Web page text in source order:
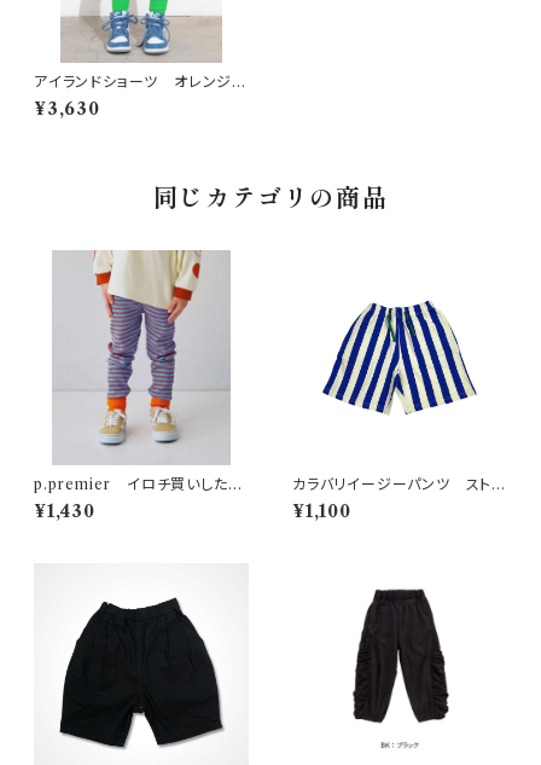
アイランドショーツ オレンジ 1
50-160
¥3,630
同じカテゴリの商品
p.premier イロチ買いしたい
nobi-nobiストレッチレギパ
ン ブルー
¥1,430
カラバリイージーパンツ ストラ
イプ柄
¥1,100